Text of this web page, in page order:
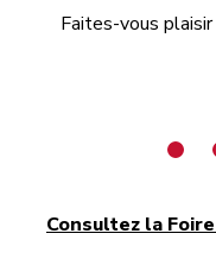
Faites-vous
Consultez la